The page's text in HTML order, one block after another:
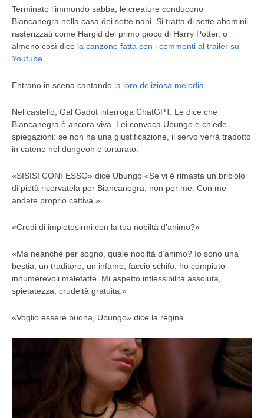
Terminato l’immondo sabba, le creature conducono
Biancanegra nella casa dei sette nani. Si tratta di sette abominii
rasterizzati come Hargid del primo gioco di Harry Potter, o
almeno così dice la canzone fatta con i commenti al trailer su
Youtube
Entrano in scena cantando la loro deliziosa melodia
Nel castello, Gal Gadot interroga ChatGPT. Le dice che
Biancanegra è ancora viva. Lei convoca Ubungo e chiede
spiegazioni: se non ha una giustificazione, il servo verrà tradotto
in catene nel dungeon e torturato.
«SISISI CONFESSO» dice Ubungo «Se vi è rimasta un briciolo
di pietà riservatela per Biancanegra, non per me. Con me
andate proprio cattiva.»
«Credi di impietosirmi con la tua nobiltà d’animo?»
«Ma neanche per sogno, quale nobiltà d’animo? Io sono una
bestia, un traditore, un infame, faccio schifo, ho compiuto
innumerevoli malefatte. Mi aspetto inflessibilità assoluta,
spietatezza, crudeltà gratuita.»
«Voglio essere buona, Ubungo» dice la regina.